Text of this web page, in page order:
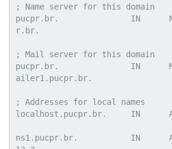
; Name server for this domain
pucpr.br.		IN	NS	ns1.pucp
r.br.
; Mail server for this domain
pucpr.br.		IN	MX	10	m
ailer1.pucpr.br.
; Addresses for local names
localhost.pucpr.br.	IN	A	127.0.0.1
ns1.pucpr.br.		IN	A	200.192.1